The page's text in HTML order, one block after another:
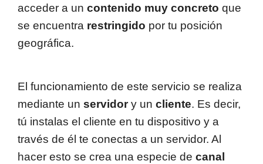
acceder a un contenido muy concreto que
se encuentra restringido por tu posición
geográfica.
El funcionamiento de este servicio se realiza
mediante un servidory un cliente. Es decir,
tú instalas el cliente en tu dispositivo y a
través de él te conectas a un servidor. Al
hacer esto se crea una especie de canal